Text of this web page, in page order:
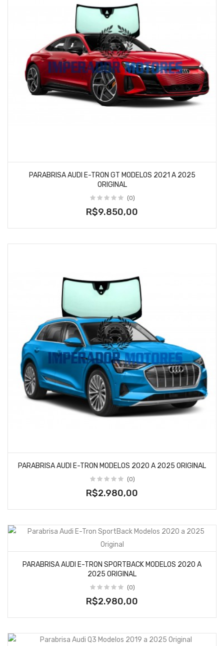
PARABRISA AUDI E-TRON GT MODELOS 2021 A 2025
ORIGINAL
(0)
R$9.850,00
PARABRISA AUDI E-TRON MODELOS 2020 A 2025 ORIGINAL
(0)
R$2.980,00
PARABRISA AUDI E-TRON SPORTBACK MODELOS 2020 A
2025 ORIGINAL
(0)
R$2.980,00